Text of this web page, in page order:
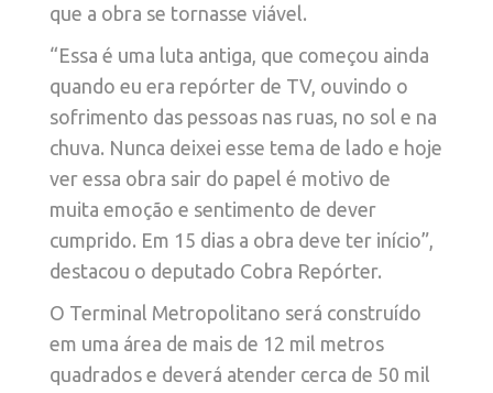
que a obra se tornasse viável.
“Essa é uma luta antiga, que começou ainda
quando eu era repórter de TV, ouvindo o
sofrimento das pessoas nas ruas, no sol e na
chuva. Nunca deixei esse tema de lado e hoje
ver essa obra sair do papel é motivo de
muita emoção e sentimento de dever
cumprido. Em 15 dias a obra deve ter início”,
destacou o deputado Cobra Repórter.
O Terminal Metropolitano será construído
em uma área de mais de 12 mil metros
quadrados e deverá atender cerca de 50 mil